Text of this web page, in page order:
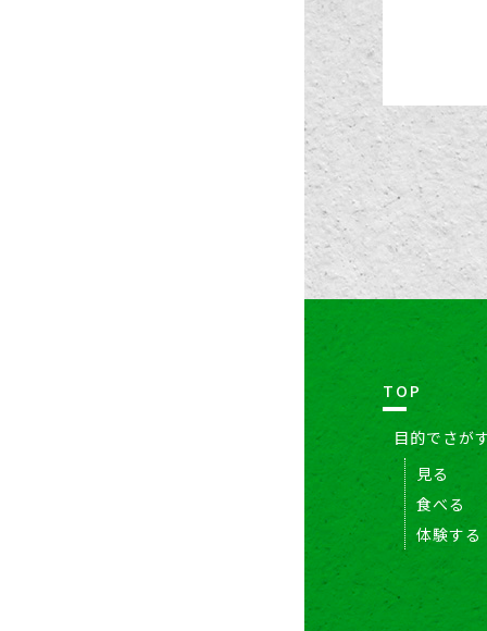
TOP
目的でさが
見る
食べる
体験する